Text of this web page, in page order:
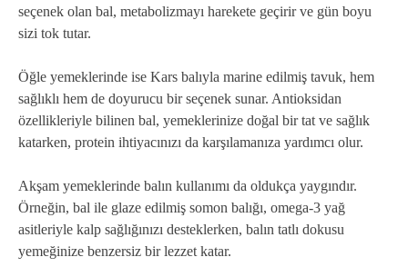
seçenek olan bal, metabolizmayı harekete geçirir ve gün boyu
sizi tok tutar.
Öğle yemeklerinde ise Kars balıyla marine edilmiş tavuk, hem
sağlıklı hem de doyurucu bir seçenek sunar. Antioksidan
özellikleriyle bilinen bal, yemeklerinize doğal bir tat ve sağlık
katarken, protein ihtiyacınızı da karşılamanıza yardımcı olur.
Akşam yemeklerinde balın kullanımı da oldukça yaygındır.
Örneğin, bal ile glaze edilmiş somon balığı, omega-3 yağ
asitleriyle kalp sağlığınızı desteklerken, balın tatlı dokusu
yemeğinize benzersiz bir lezzet katar.